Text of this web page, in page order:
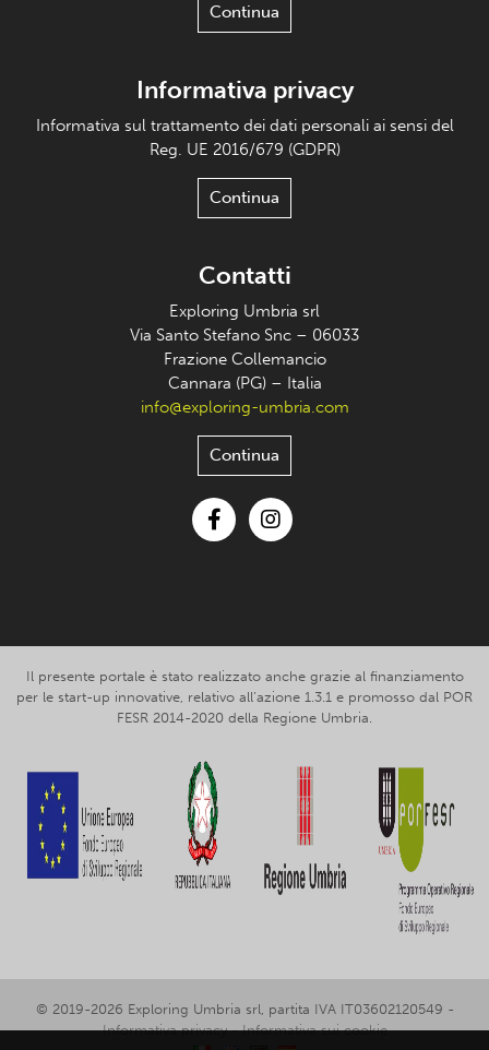
Continua
Informativa privacy
Informativa sul trattamento dei dati personali ai sensi del
Reg. UE 2016/679 (GDPR)
Continua
Contatti
Exploring Umbria srl
Via Santo Stefano Snc – 06033
Frazione Collemancio
Cannara (PG) – Italia
info@exploring-umbria.com
Continua
Il presente portale è stato realizzato anche grazie al finanziamento
per le start-up innovative, relativo all’azione 1.3.1 e promosso dal POR
FESR 2014-2020 della Regione Umbria.
© 2019-2026 Exploring Umbria srl, partita IVA IT03602120549 -
Informativa privacy-Informativa sui cookie